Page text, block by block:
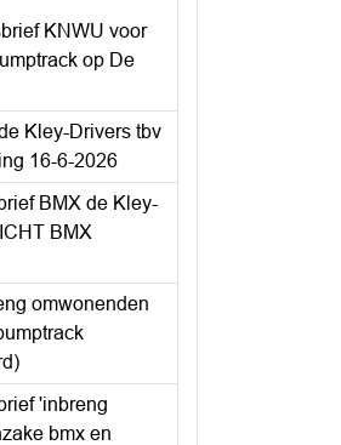
KNWU voor
op De
Kley-Drivers tbv
16-6-2026
BMX de Kley-
BMX
omwonenden
'inbreng
bmx en